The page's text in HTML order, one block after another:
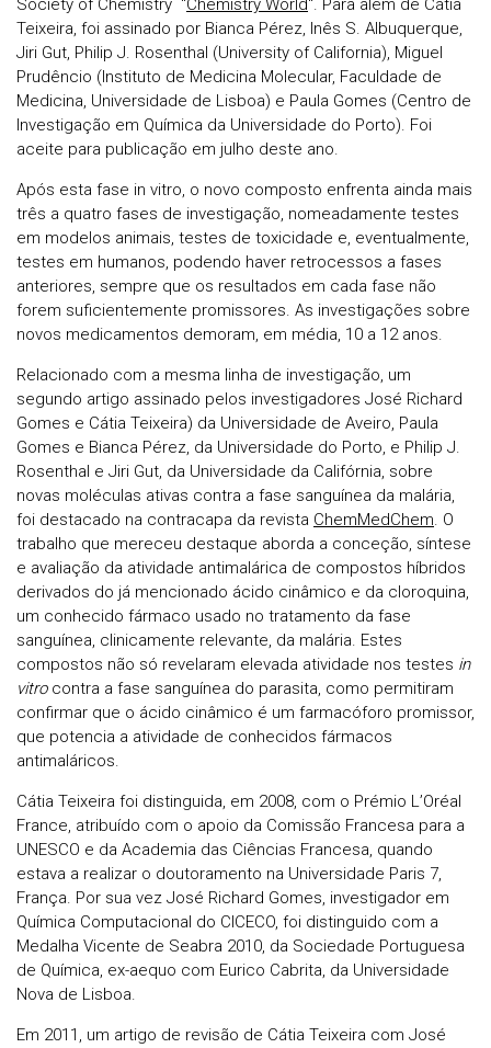
Society of Chemistry "Chemistry World". Para além de Cátia
Teixeira, foi assinado por Bianca Pérez, Inês S. Albuquerque,
Jiri Gut, Philip J. Rosenthal (University of California), Miguel
Prudêncio (Instituto de Medicina Molecular, Faculdade de
Medicina, Universidade de Lisboa) e Paula Gomes (Centro de
Investigação em Química da Universidade do Porto). Foi
aceite para publicação em julho deste ano.
Após esta fase in vitro, o novo composto enfrenta ainda mais
três a quatro fases de investigação, nomeadamente testes
em modelos animais, testes de toxicidade e, eventualmente,
testes em humanos, podendo haver retrocessos a fases
anteriores, sempre que os resultados em cada fase não
forem suficientemente promissores. As investigações sobre
novos medicamentos demoram, em média, 10 a 12 anos.
Relacionado com a mesma linha de investigação, um
segundo artigo assinado pelos investigadores José Richard
Gomes e Cátia Teixeira) da Universidade de Aveiro, Paula
Gomes e Bianca Pérez, da Universidade do Porto, e Philip J.
Rosenthal e Jiri Gut, da Universidade da Califórnia, sobre
novas moléculas ativas contra a fase sanguínea da malária,
foi destacado na contracapa da revista ChemMedChem. O
trabalho que mereceu destaque aborda a conceção, síntese
e avaliação da atividade antimalárica de compostos híbridos
derivados do já mencionado ácido cinâmico e da cloroquina,
um conhecido fármaco usado no tratamento da fase
sanguínea, clinicamente relevante, da malária. Estes
compostos não só revelaram elevada atividade nos testes in
vitrocontra a fase sanguínea do parasita, como permitiram
confirmar que o ácido cinâmico é um farmacóforo promissor,
que potencia a atividade de conhecidos fármacos
antimaláricos.
Cátia Teixeira foi distinguida, em 2008, com o Prémio L’Oréal
France, atribuído com o apoio da Comissão Francesa para a
UNESCO e da Academia das Ciências Francesa, quando
estava a realizar o doutoramento na Universidade Paris 7,
França. Por sua vez José Richard Gomes, investigador em
Química Computacional do CICECO, foi distinguido com a
Medalha Vicente de Seabra 2010, da Sociedade Portuguesa
de Química, ex-aequo com Eurico Cabrita, da Universidade
Nova de Lisboa.
Em 2011, um artigo de revisão de Cátia Teixeira com José